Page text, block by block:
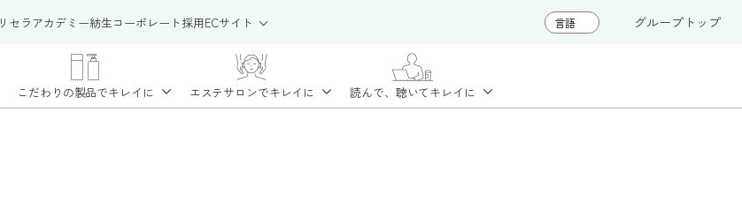
リセラアカデミー紡生コーポレート採用ECサイト グループトップ
こだわりの製品でキレイに エステサロンでキレイに 読んで、聴いてキレイに